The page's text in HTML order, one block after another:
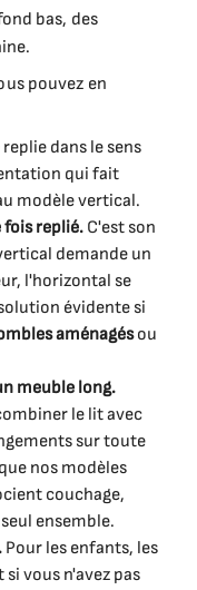
bas, des
pouvez en
replie dans le sens
qui fait
modèle vertical.
fois replié. C'est son
demande un
l'horizontal se
évidente si
aménagésou
meuble long.
le lit avec
sur toute
nos modèles
couchage,
ensemble.
Pour les enfants, les
vous n'avez pas